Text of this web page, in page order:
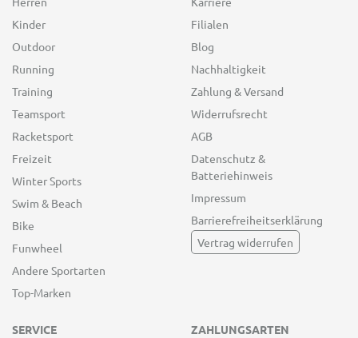
Kinder
Outdoor
Running
Training
Teamsport
Racketsport
Freizeit
Winter Sports
Swim & Beach
Bike
Funwheel
Andere Sportarten
Top-Marken
Filialen
Blog
Nachhaltigkeit
Zahlung & Versand
Widerrufsrecht
AGB
Datenschutz &
Batteriehinweis
Impressum
Barrierefreiheitserklärung
Vertrag widerrufen
SERVICE
ZAHLUNGSARTEN